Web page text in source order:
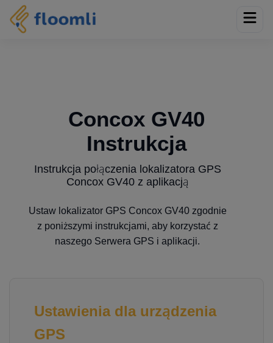
Concox GV40
Instrukcja
Instrukcja połączenia lokalizatora GPS
Concox GV40 z aplikacją
Ustaw lokalizator GPS Concox GV40 zgodnie
z poniższymi instrukcjami, aby korzystać z
naszego Serwera GPS i aplikacji.
Ustawienia dla urządzenia
GPS